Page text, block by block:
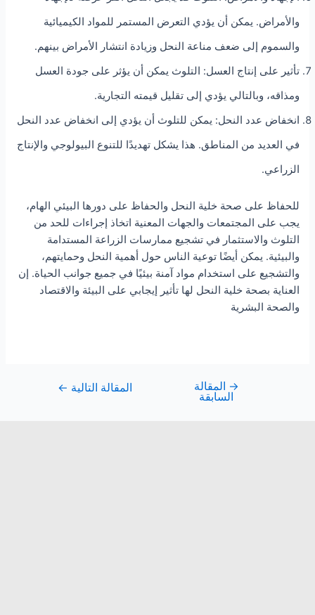
والأمراض. يمكن أن يؤدي التعرض المستمر للمواد الكيميائية
والسموم إلى ضعف مناعة النحل وزيادة انتشار الأمراض بينهم.
تأثير على إنتاج العسل: التلوث يمكن أن يؤثر على جودة العسل
ومذاقه، وبالتالي يؤدي إلى تقليل قيمته التجارية.
انخفاض عدد النحل: يمكن للتلوث أن يؤدي إلى انخفاض عدد النحل
في العديد من المناطق. هذا يشكل تهديدًا للتنوع البيولوجي والإنتاج
الزراعي.
للحفاظ على صحة خلية النحل والحفاظ على دورها البيئي الهام،
يجب على المجتمعات والجهات المعنية اتخاذ إجراءات للحد من
التلوث والاستثمار في تشجيع ممارسات الزراعة المستدامة
والبيئية. يمكن أيضًا توعية الناس حول أهمية النحل وحمايتهم،
والتشجيع على استخدام مواد آمنة بيئيًا في جميع جوانب الحياة. إن
العناية بصحة خلية النحل لها تأثير إيجابي على البيئة والاقتصاد
والصحة البشرية
→ المقالة
السابقة
المقالة التالية ←